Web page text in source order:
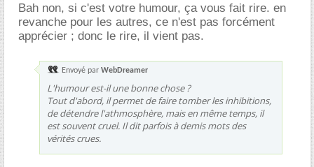
Bah non, si c'est votre humour, ça vous fait rire. en
revanche pour les autres, ce n'est pas forcément
apprécier ; donc le rire, il vient pas.
Envoyé par WebDreamer
L'humour est-il une bonne chose ?
Tout d'abord, il permet de faire tomber les inhibitions,
de détendre l'athmosphère, mais en même temps, il
est souvent cruel. Il dit parfois à demis mots des
vérités crues.